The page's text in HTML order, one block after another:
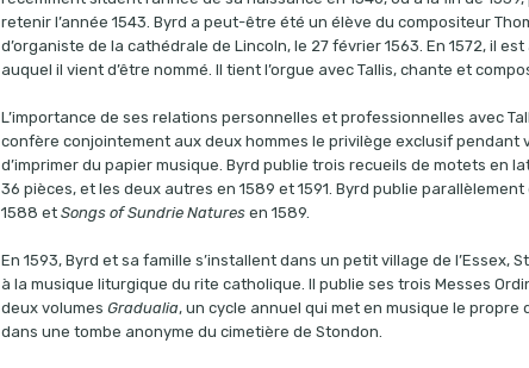
retenir l’année 1543. Byrd a peut-être été un élève du compositeur
d’organiste de la cathédrale de Lincoln, le 27 février 1563. En 1572, il
auquel il vient d’être nommé. Il tient l’orgue avec Tallis, chante et
L’importance de ses relations personnelles et professionnelles avec
confère conjointement aux deux hommes le privilège exclusif pendant
d’imprimer du papier musique. Byrd publie trois recueils de motets en
36 pièces, et les deux autres en 1589 et 1591. Byrd publie
1588 et Songs of Sundrie Naturesen 1589.
En 1593, Byrd et sa famille s’installent dans un petit village de
à la musique liturgique du rite catholique. Il publie ses trois Messes
deux volumes Gradualia, un cycle annuel qui met en musique le propre
dans une tombe anonyme du cimetière de Stondon.